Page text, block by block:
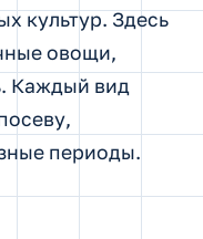
культур. Здесь
овощи,
Каждый вид
периоды.